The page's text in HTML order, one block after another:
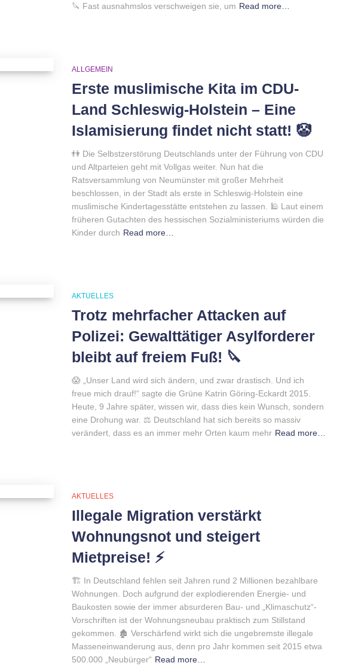
🔪 Fast ausnahmslos verschweigen sie, um Read more…
ALLGEMEIN
Erste muslimische Kita im CDU-
Land Schleswig-Holstein – Eine
Islamisierung findet nicht statt! 🤡
👫 Die Selbstzerstörung Deutschlands unter der Führung von CDU
und Altparteien geht mit Vollgas weiter. Nun hat die
Ratsversammlung von Neumünster mit großer Mehrheit
beschlossen, in der Stadt als erste in Schleswig-Holstein eine
muslimische Kindertagesstätte entstehen zu lassen. 🕌 Laut einem
früheren Gutachten des hessischen Sozialministeriums würden die
Kinder durch Read more…
AKTUELLES
Trotz mehrfacher Attacken auf
Polizei: Gewalttätiger Asylforderer
bleibt auf freiem Fuß! 🔪
😱 „Unser Land wird sich ändern, und zwar drastisch. Und ich
freue mich drauf!“ sagte die Grüne Katrin Göring-Eckardt 2015.
Heute, 9 Jahre später, wissen wir, dass dies kein Wunsch, sondern
eine Drohung war. ⚖️ Deutschland hat sich bereits so massiv
verändert, dass es an immer mehr Orten kaum mehr Read more…
AKTUELLES
Illegale Migration verstärkt
Wohnungsnot und steigert
Mietpreise! ⚡️
🏗 In Deutschland fehlen seit Jahren rund 2 Millionen bezahlbare
Wohnungen. Doch aufgrund der explodierenden Energie- und
Baukosten sowie der immer absurderen Bau- und „Klimaschutz“-
Vorschriften ist der Wohnungsneubau praktisch zum Stillstand
gekommen. 🏚 Verschärfend wirkt sich die ungebremste illegale
Masseneinwanderung aus, denn pro Jahr kommen seit 2015 etwa
500.000 „Neubürger“ Read more…